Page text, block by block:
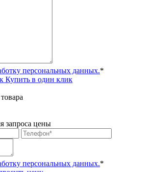
персональных данных.*
Купить в один клик
запроса цены
персональных данных.*